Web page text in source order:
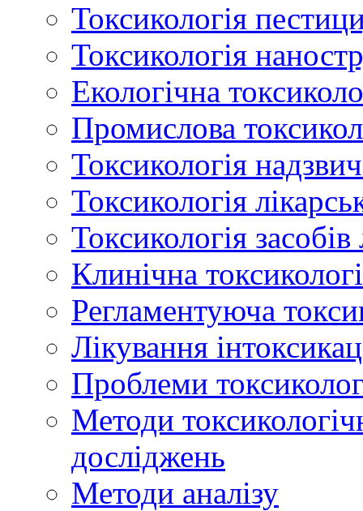
Токсикологія
Токсикологія
Екологічна
Промислова
Токсикологія
Токсикологія
Токсикологія
Клинічна
Регламентуюча
Лікування
Проблеми
Методи
досліджень
Методи аналізу